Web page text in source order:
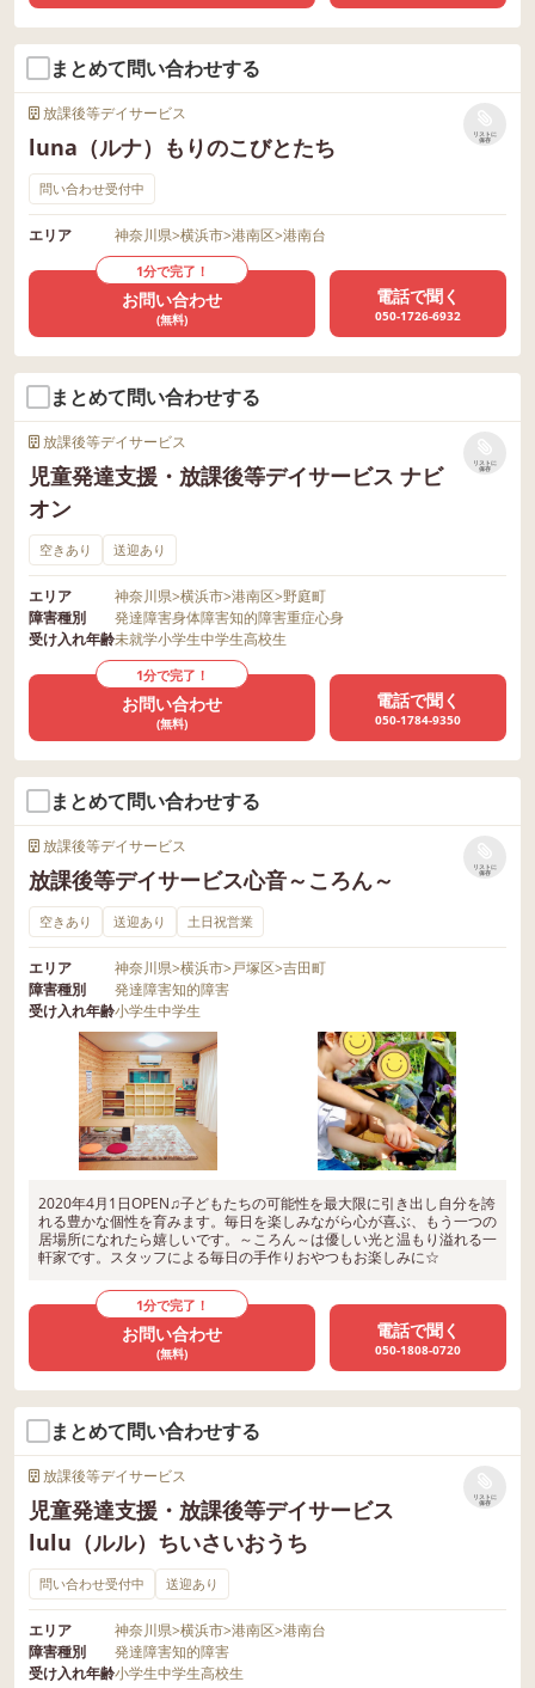
まとめて問い合わせする
放課後等デイサービス
luna（ルナ）もりのこびとたち
リストに
保存
問い合わせ受付中
エリア 神奈川県>横浜市>港南区>港南台
1分で完了！
お問い合わせ
(無料)
電話で聞く
050-1726-6932
まとめて問い合わせする
放課後等デイサービス
児童発達支援・放課後等デイサービス ナビ
オン
リストに
保存
空きあり 送迎あり
エリア 神奈川県>横浜市>港南区>野庭町
障害種別
発達障害身体障害知的障害重症心身
受け入れ年齢未就学小学生中学生高校生
1分で完了！
お問い合わせ
(無料)
電話で聞く
050-1784-9350
まとめて問い合わせする
放課後等デイサービス
放課後等デイサービス心音～ころん～
リストに
保存
空きあり 送迎あり 土日祝営業
エリア 神奈川県>横浜市>戸塚区>吉田町
障害種別
発達障害知的障害
受け入れ年齢小学生中学生
2020年4月1日OPEN♫子どもたちの可能性を最大限に引き出し自分を誇
れる豊かな個性を育みます。毎日を楽しみながら心が喜ぶ、もう一つの
居場所になれたら嬉しいです。～ころん～は優しい光と温もり溢れる一
軒家です。スタッフによる毎日の手作りおやつもお楽しみに☆
1分で完了！
お問い合わせ
(無料)
電話で聞く
050-1808-0720
まとめて問い合わせする
放課後等デイサービス
児童発達支援・放課後等デイサービス
lulu（ルル）ちいさいおうち
リストに
保存
問い合わせ受付中 送迎あり
エリア 神奈川県>横浜市>港南区>港南台
障害種別
発達障害知的障害
受け入れ年齢小学生中学生高校生